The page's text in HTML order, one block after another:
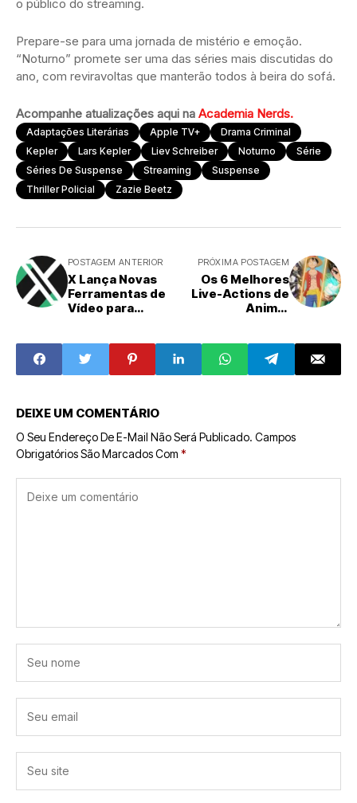
o público do streaming.
Prepare-se para uma jornada de mistério e emoção.
“Noturno” promete ser uma das séries mais discutidas do
ano, com reviravoltas que manterão todos à beira do sofá.
Acompanhe atualizações aqui na Academia Nerds.
Adaptações Literárias Apple TV+
Drama Criminal
Kepler
Lars Kepler Liev Schreiber Noturno
Série
Séries De Suspense
Streaming
Suspense
Thriller Policial
Zazie Beetz
POSTAGEM ANTERIOR
X Lança Novas
Ferramentas de
Vídeo para
Reciclado
PRÓXIMA POSTAGEM
Os 6 Melhores
Live-Actions de
Anime:
Público
DEIXE UM COMENTÁRIO
O Seu Endereço De E-Mail Não Será Publicado. Campos
Obrigatórios São Marcados Com *